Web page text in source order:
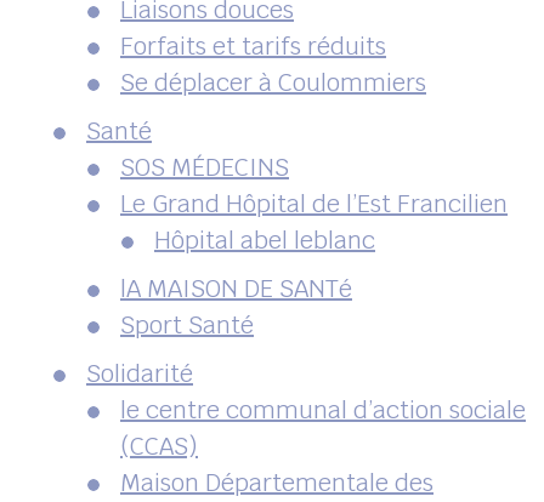
Liaisons douces
Forfaits et tarifs réduits
Se déplacer à Coulommiers
Santé
SOS MÉDECINS
Le Grand Hôpital de l’Est Francilien
Hôpital abel leblanc
lA MAISON DE SANTé
Sport Santé
Solidarité
le centre communal d’action sociale
(CCAS)
Maison Départementale des